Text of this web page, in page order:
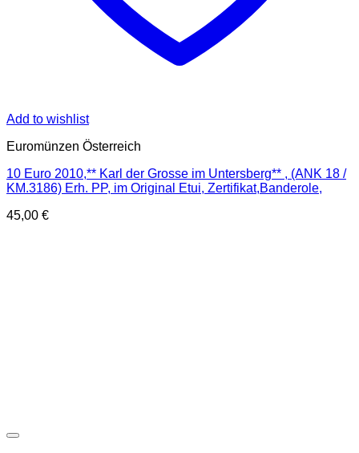
Add to wishlist
Euromünzen Österreich
10 Euro 2010,** Karl der Grosse im Untersberg** , (ANK 18 /
KM.3186) Erh. PP, im Original Etui, Zertifikat,Banderole,
45,00 €